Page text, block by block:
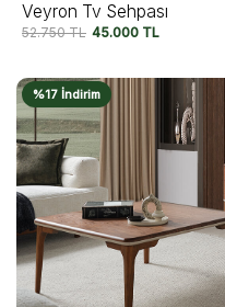
Veyron Tv Sehpası
52.750TL 45.000 TL
%17 İndirim